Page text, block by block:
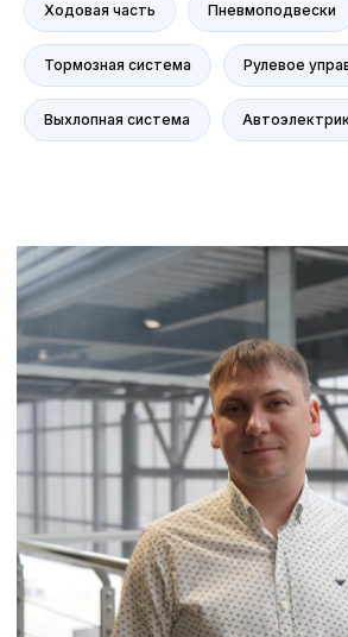
Ходовая часть Пневмоподвески
Тормозная система Рулевое
Выхлопная система